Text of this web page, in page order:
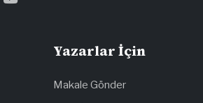
Yazarlar İçin
Makale Gönder